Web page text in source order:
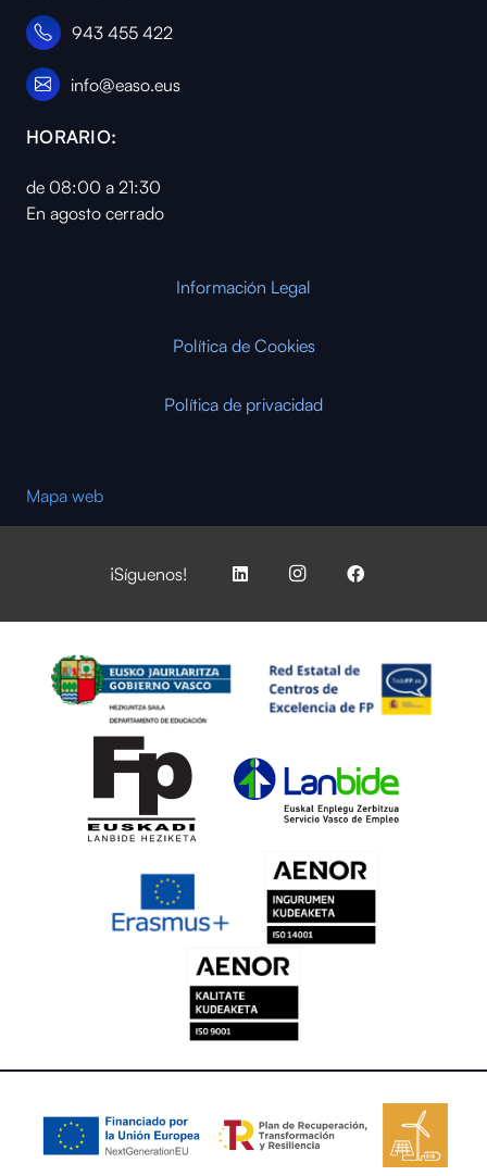
943 455 422
info@easo.eus
HORARIO:
de 08:00 a 21:30
En agosto cerrado
Información Legal
Política de Cookies
Política de privacidad
Mapa web
¡Síguenos!